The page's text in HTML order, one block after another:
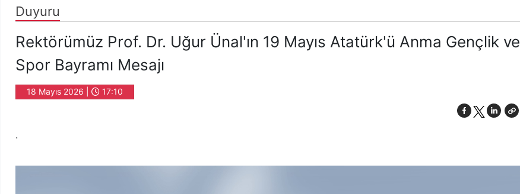
Duyuru
Rektörümüz Prof. Dr. Uğur Ünal'ın 19 Mayıs Atatürk'ü Anma Gençlik ve
Spor Bayramı Mesajı
18 Mayıs 2026 | 17:10
.